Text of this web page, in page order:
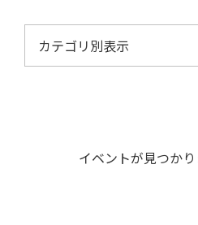
イベントが見つかり